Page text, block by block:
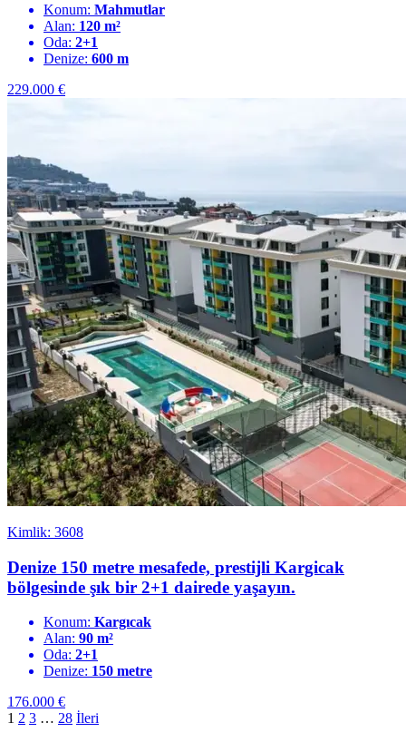
Konum: Mahmutlar
Alan: 120 m²
Oda: 2+1
Denize: 600 m
229.000 €
Kimlik: 3608
Denize 150 metre mesafede, prestijli Kargicak
bölgesinde şık bir 2+1 dairede yaşayın.
Konum: Kargıcak
Alan: 90 m²
Oda: 2+1
Denize: 150 metre
176.000 €
1 2 3 … 28 İleri